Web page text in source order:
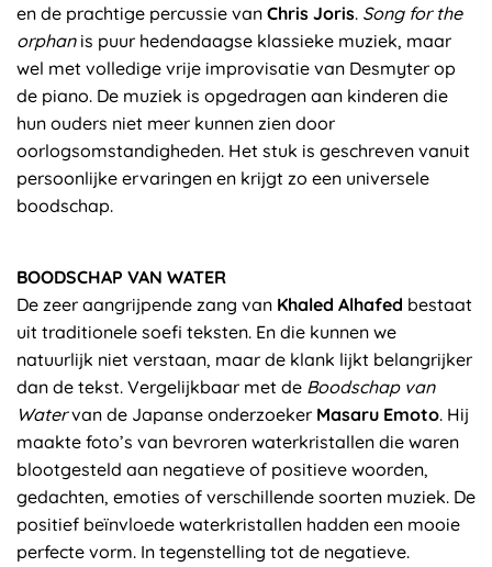
en de prachtige percussie van Chris Joris. Song for the
orphanis puur hedendaagse klassieke muziek, maar
wel met volledige vrije improvisatie van Desmyter op
de piano. De muziek is opgedragen aan kinderen die
hun ouders niet meer kunnen zien door
oorlogsomstandigheden. Het stuk is geschreven vanuit
persoonlijke ervaringen en krijgt zo een universele
boodschap.
BOODSCHAP VAN WATER
De zeer aangrijpende zang van Khaled Alhafed bestaat
uit traditionele soefi teksten. En die kunnen we
natuurlijk niet verstaan, maar de klank lijkt belangrijker
dan de tekst. Vergelijkbaar met de Boodschap van
Watervan de Japanse onderzoeker Masaru Emoto. Hij
maakte foto’s van bevroren waterkristallen die waren
blootgesteld aan negatieve of positieve woorden,
gedachten, emoties of verschillende soorten muziek. De
positief beïnvloede waterkristallen hadden een mooie
perfecte vorm. In tegenstelling tot de negatieve.